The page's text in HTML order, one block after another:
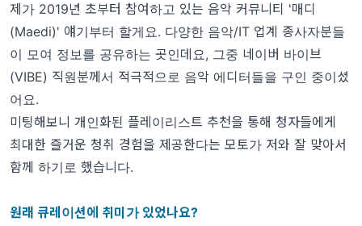
제가 2019년 초부터 참여하고 있는 음악 커뮤니티 '매디
(Maedi)' 얘기부터 할게요. 다양한 음악/IT 업계 종사자분들
이 모여 정보를 공유하는 곳인데요, 그중 네이버 바이브
(VIBE) 직원분께서 적극적으로 음악 에디터들을 구인 중이셨
어요.
미팅해보니 개인화된 플레이리스트 추천을 통해 청자들에게
최대한 즐거운 청취 경험을 제공한다는 모토가 저와 잘 맞아서
함께 하기로 했습니다.
원래 큐레이션에 취미가 있었나요?